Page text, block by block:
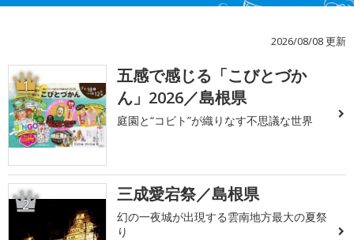
2026/08/08 更新
1
五感で感じる「こびとづか
ん」2026／島根県
庭園と“コビト”が織りなす不思議な世界
2 三成愛宕祭／島根県
幻の一夜城が出現する雲南地方最大の夏祭
り